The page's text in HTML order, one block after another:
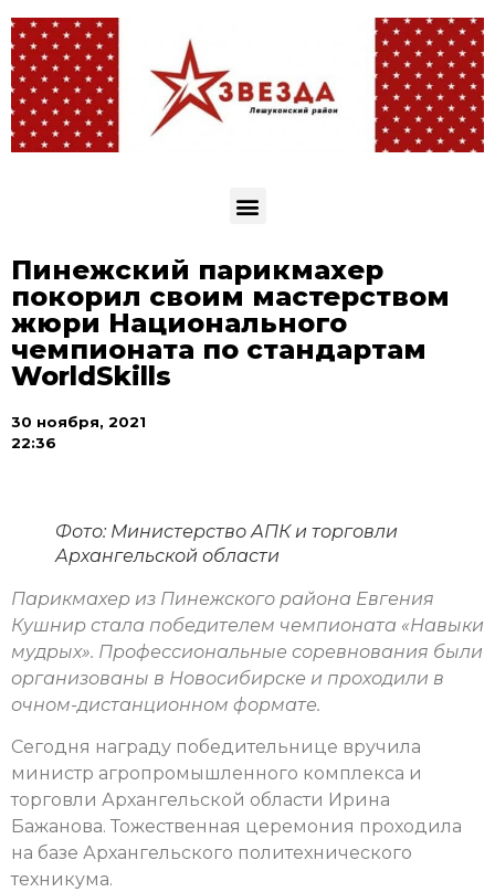
Пинежский парикмахер
покорил своим мастерством
жюри Национального
чемпионата по стандартам
WorldSkills
30 ноября, 2021
22:36
Фото: Министерство АПК и торговли
Архангельской области
Парикмахер из Пинежского района Евгения
Кушнир стала победителем чемпионата «Навыки
мудрых». Профессиональные соревнования были
организованы в Новосибирске и проходили в
очном-дистанционном формате.
Сегодня награду победительнице вручила
министр агропромышленного комплекса и
торговли Архангельской области Ирина
Бажанова. Тожественная церемония проходила
на базе Архангельского политехнического
техникума.